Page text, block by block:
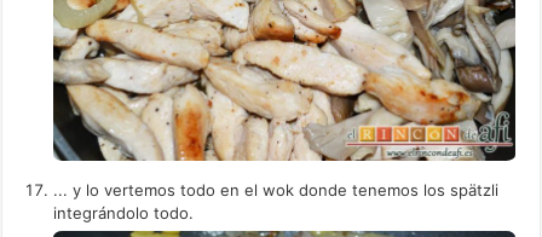
... y lo vertemos todo en el wok donde tenemos los spätzli
integrándolo todo.